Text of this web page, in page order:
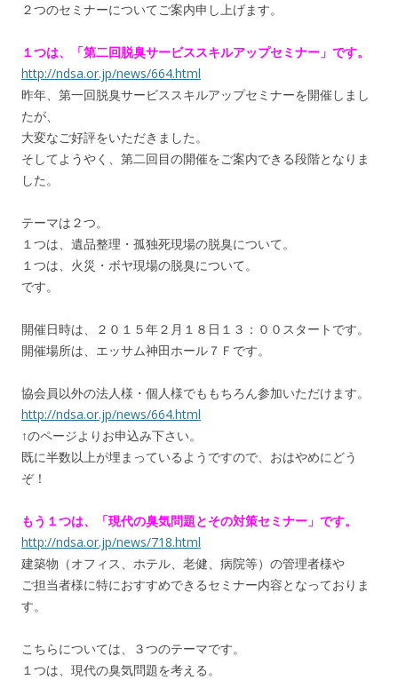
２つのセミナーについてご案内申し上げます。
１つは、「第二回脱臭サービススキルアップセミナー」です。
http://ndsa.or.jp/news/664.html
昨年、第一回脱臭サービススキルアップセミナーを開催しまし
たが、
大変なご好評をいただきました。
そしてようやく、第二回目の開催をご案内できる段階となりま
した。
テーマは２つ。
１つは、遺品整理・孤独死現場の脱臭について。
１つは、火災・ボヤ現場の脱臭について。
です。
開催日時は、２０１５年２月１８日１３：００スタートです。
開催場所は、エッサム神田ホール７Ｆです。
協会員以外の法人様・個人様でももちろん参加いただけます。
http://ndsa.or.jp/news/664.html
↑のページよりお申込み下さい。
既に半数以上が埋まっているようですので、おはやめにどう
ぞ！
もう１つは、「現代の臭気問題とその対策セミナー」です。
http://ndsa.or.jp/news/718.html
建築物（オフィス、ホテル、老健、病院等）の管理者様や
ご担当者様に特におすすめできるセミナー内容となっておりま
す。
こちらについては、３つのテーマです。
１つは、現代の臭気問題を考える。